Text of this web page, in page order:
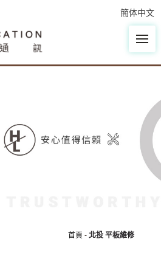
簡体中文
首頁 -北投 平板維修